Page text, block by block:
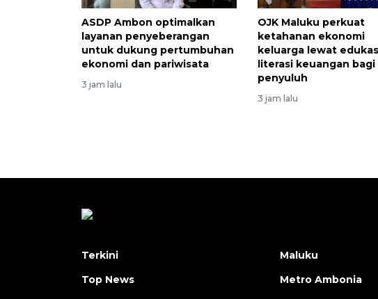
ASDP Ambon optimalkan
layanan penyeberangan
untuk dukung pertumbuhan
ekonomi dan pariwisata
3 jam lalu
OJK Maluku perkuat
ketahanan ekonomi
keluarga lewat
literasi keuangan bagi
penyuluh
3 jam lalu
Terkini
Top News
Maluku
Metro Ambonia